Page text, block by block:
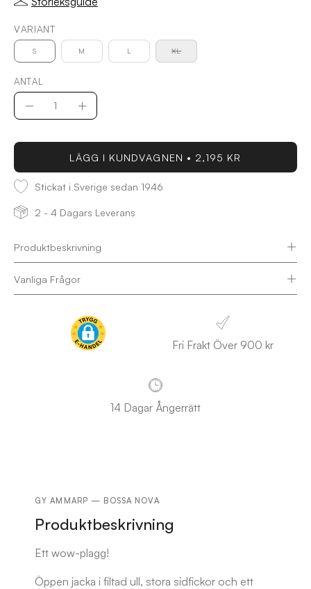
VARIANT
S M L XL
ANTAL
Antal
Minska
Öka
LÄGG I KUNDVAGNEN 2,195 KR
Stickat i Sverige sedan 1946
2 - 4 Dagars Leverans
Produktbeskrivning
Vanliga Frågor
Fri Frakt Över 900 kr
14 Dagar Ångerrätt
GY AMMARP — BOSSA NOVA
Produktbeskrivning
Ett wow-plagg!
Öppen jacka i filtad ull, stora sidfickor och ett